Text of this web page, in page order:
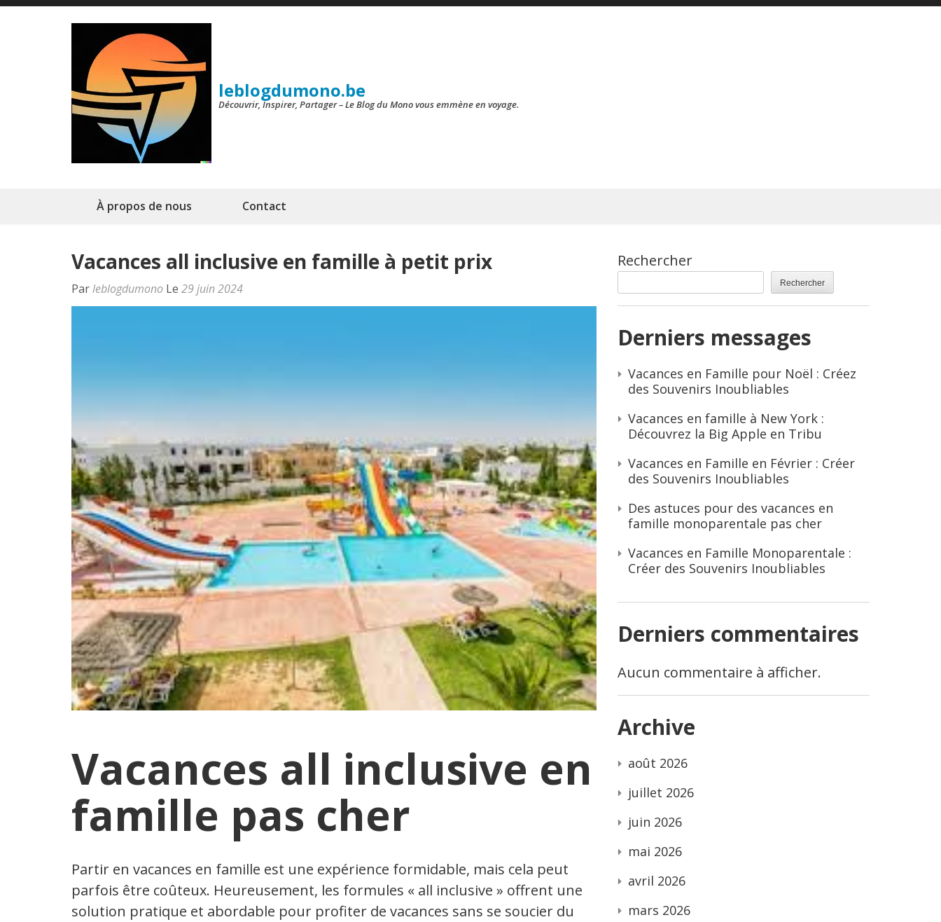
Aller
leblogdumono.be
Découvrir, Inspirer, Partager – Le Blog du Mono vous emmène en voyage.
À propos de nous Contact
Vacances all inclusive en famille à petit prix
Parleblogdumono Le 29 juin 2024
Vacances all inclusive en
famille pas cher
Partir en vacances en famille est une expérience formidable, mais cela peut
parfois être coûteux. Heureusement, les formules « all inclusive » offrent une
solution pratique et abordable pour profiter de vacances sans se soucier du
Rechercher
Rechercher
Derniers messages
Vacances en Famille pour Noël : Créez
des Souvenirs Inoubliables
Vacances en famille à New York :
Découvrez la Big Apple en Tribu
Vacances en Famille en Février : Créer
des Souvenirs Inoubliables
Des astuces pour des vacances en
famille monoparentale pas cher
Vacances en Famille Monoparentale :
Créer des Souvenirs Inoubliables
Derniers commentaires
Aucun commentaire à afficher.
Archive
août 2026
juillet 2026
juin 2026
mai 2026
avril 2026
mars 2026